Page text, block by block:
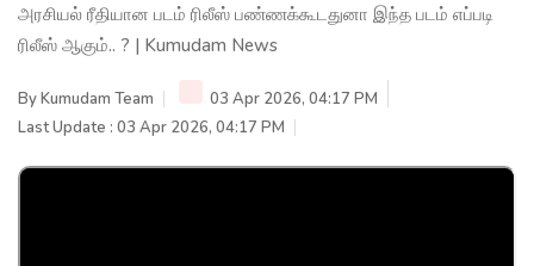
அரசியல் ரீதியான படம் ரிலீஸ் பண்ணக்கூடதுனா இந்த படம் எப்படி
ரிலீஸ் ஆகும்.. ? | Kumudam News
ByKumudam Team
03 Apr 2026, 04:17 PM
Last Update : 03 Apr 2026, 04:17 PM